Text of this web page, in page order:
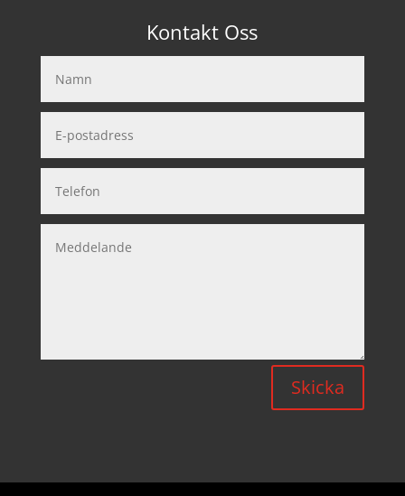
Kontakt Oss
Skicka